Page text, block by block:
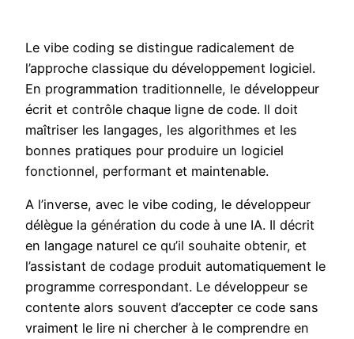
Le vibe coding se distingue radicalement de
l’approche classique du développement logiciel.
En programmation traditionnelle, le développeur
écrit et contrôle chaque ligne de code. Il doit
maîtriser les langages, les algorithmes et les
bonnes pratiques pour produire un logiciel
fonctionnel, performant et maintenable.
A l’inverse, avec le vibe coding, le développeur
délègue la génération du code à une IA. Il décrit
en langage naturel ce qu’il souhaite obtenir, et
l’assistant de codage produit automatiquement le
programme correspondant. Le développeur se
contente alors souvent d’accepter ce code sans
vraiment le lire ni chercher à le comprendre en